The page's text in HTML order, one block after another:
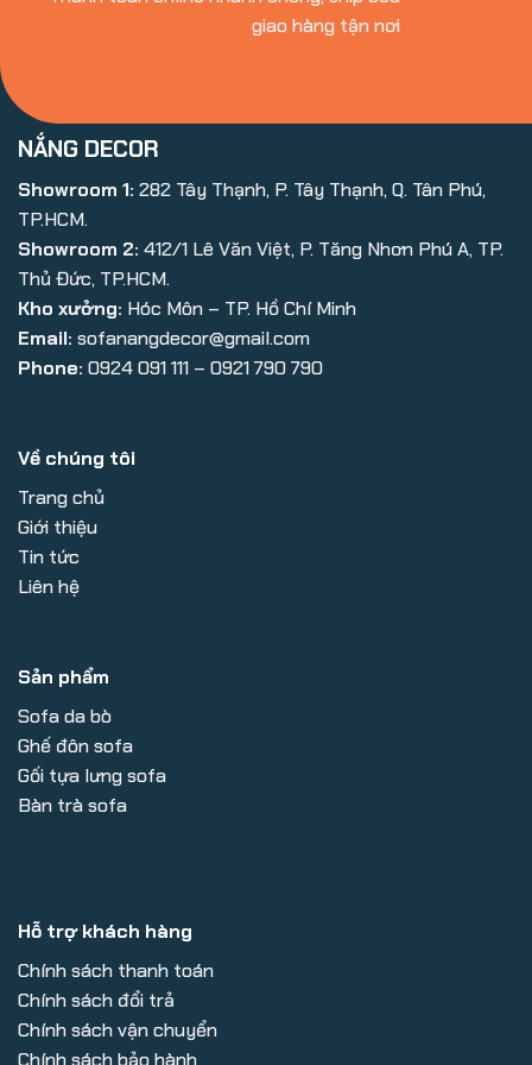
giao hàng tận nơi
NẮNG DECOR
Showroom 1: 282 Tây Thạnh, P. Tây Thạnh, Q. Tân Phú,
TP.HCM.
Showroom 2: 412/1 Lê Văn Việt, P. Tăng Nhơn Phú A, TP.
Thủ Đức, TP.HCM.
Kho xưởng: Hóc Môn – TP. Hồ Chí Minh
Email: sofanangdecor@gmail.com
Phone: 0924 091 111 – 0921 790 790
Về chúng tôi
Trang chủ
Giới thiệu
Tin tức
Liên hệ
Sản phẩm
Sofa da bò
Ghế đôn sofa
Gối tựa lưng sofa
Bàn trà sofa
Hỗ trợ khách hàng
Chính sách thanh toán
Chính sách đổi trả
Chính sách vận chuyển
Chính sách bảo hành